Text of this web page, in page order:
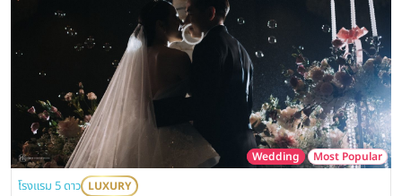
Wedding Most Popular
โรงแรม 5 ดาว LUXURY